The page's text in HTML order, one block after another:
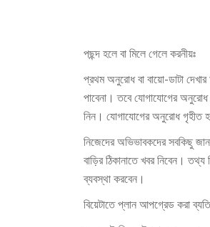
পছন্দ হলে বা মিলে গেলে করনীয়ঃ
প্রথম অনুরোধ বা বায়ো-ডাটা
পাবেনা। তবে যোগাযোগের
নিন। যোগাযোগের অনুরোধ গৃহীত
নিজেদের অভিভাবকদের সবকিছু
বাড়ির ঠিকানাতে খবর নিবেন।
ব্যবস্থা করবেন।
বিয়েটাতে প্লান আপগ্রেড করা